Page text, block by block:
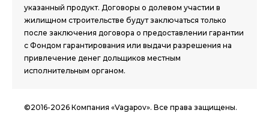
указанный продукт. Договоры о долевом участии в
жилищном строительстве будут заключаться только
после заключения договора о предоставлении гарантии
с Фондом гарантирования или выдачи разрешения на
привлечение денег дольщиков местным
исполнительным органом.
©2016-2026 Компания «Vagapov». Все права защищены.